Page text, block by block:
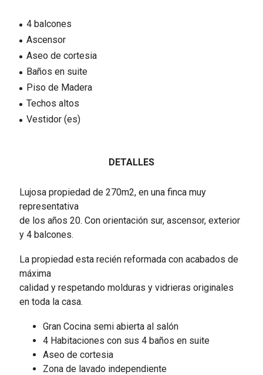
4 balcones
Ascensor
Aseo de cortesia
Baños en suite
Piso de Madera
Techos altos
Vestidor (es)
DETALLES
Lujosa propiedad de 270m2, en una finca muy
representativa
de los años 20. Con orientación sur, ascensor, exterior
y 4 balcones.
La propiedad esta recién reformada con acabados de
máxima
calidad y respetando molduras y vidrieras originales
en toda la casa.
Gran Cocina semi abierta al salón
4 Habitaciones con sus 4 baños en suite
Aseo de cortesia
Zona de lavado independiente